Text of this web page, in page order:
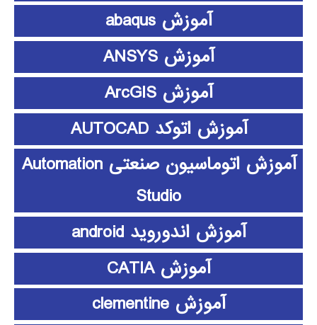
آموزش abaqus
آموزش ANSYS
آموزش ArcGIS
آموزش اتوکد AUTOCAD
آموزش اتوماسیون صنعتی Automation
Studio
آموزش اندوروید android
آموزش CATIA
آموزش clementine